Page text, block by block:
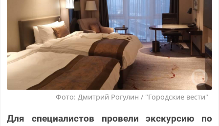
Фото: Дмитрий Рогулин / "Городские вести"
Для специалистов провели экскурсию по